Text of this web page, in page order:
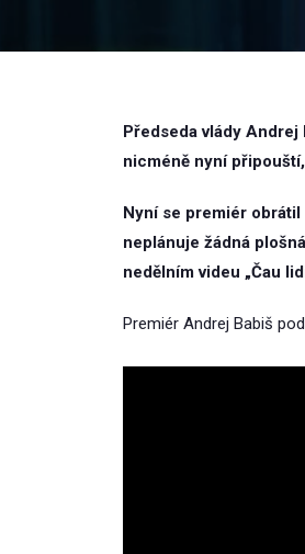
Předseda vlády
nicméně nyní
Nyní se premiér obrátil
neplánuje žádná
nedělním videu „Čau
Premiér Andrej Babiš